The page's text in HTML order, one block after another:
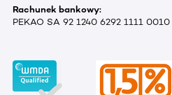
Rachunek bankowy:
PEKAO SA 92 1240 6292 1111